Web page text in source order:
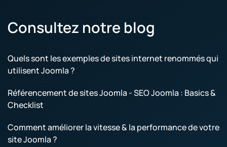
Consultez notre blog
Quels sont les exemples de sites internet renommés qui
utilisent Joomla ?
Référencement de sites Joomla - SEO Joomla : Basics &
Checklist
Comment améliorer la vitesse & la performance de votre
site Joomla ?